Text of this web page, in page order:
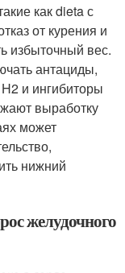
как dieta с
от курения и
избыточный вес.
антациды,
и ингибиторы
выработку
может
нижний
желудочного